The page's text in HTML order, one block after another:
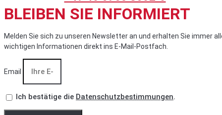
BLEIBEN SIE INFORMIERT
Melden Sie sich zu unseren Newsletter an und erhalten Sie immer
wichtigen Informationen direkt ins E-Mail-Postfach.
Email
Ich bestätige die Datenschutzbestimmungen.